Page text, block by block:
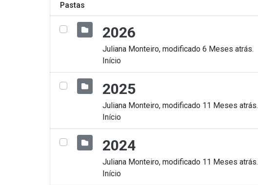
Pastas
2026
Juliana Monteiro, modificado 6 Meses atrás.
Início
2025
Juliana Monteiro, modificado 11 Meses atrás.
Início
2024
Juliana Monteiro, modificado 11 Meses atrás.
Início